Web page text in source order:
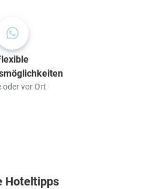
oder vor Ort
Hoteltipps